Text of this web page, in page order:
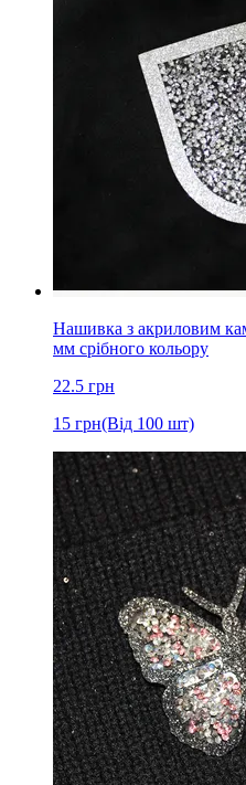
Нашивка з акриловим
мм срібного кольору
22.5 грн
15 грн(Від 100 шт)